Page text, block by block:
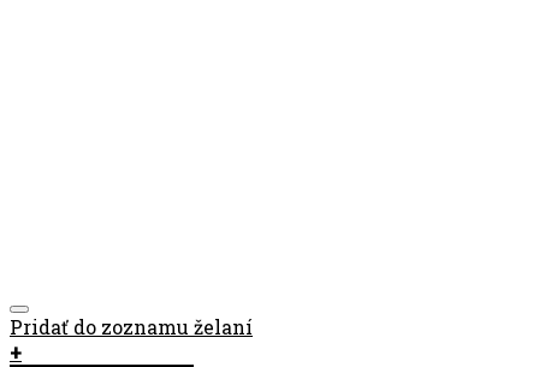
Pridať do zoznamu želaní
+